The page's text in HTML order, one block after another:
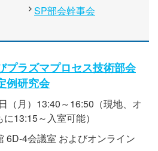
SP部会幹事会
プラズマプロセス技術部会
例研究会
（月）13:40～16:50（現地、オ
13:15～入室可能）
6D-4会議室 およびオンライン